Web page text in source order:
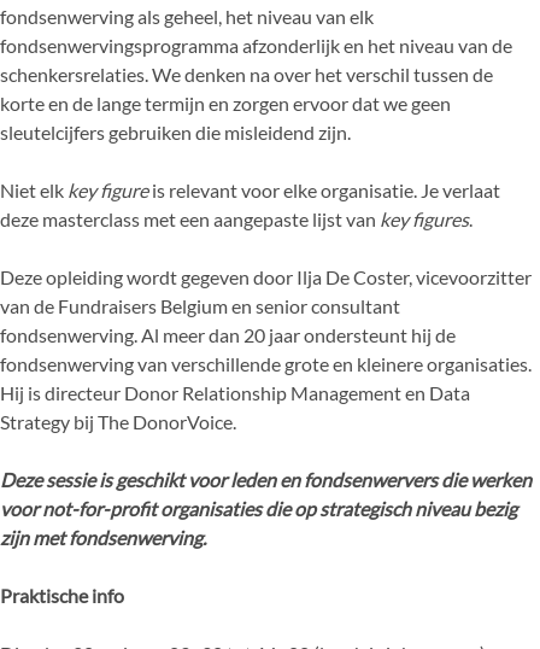
fondsenwerving als geheel, het niveau van elk
fondsenwervingsprogramma afzonderlijk en het niveau van de
schenkersrelaties. We denken na over het verschil tussen de
korte en de lange termijn en zorgen ervoor dat we geen
sleutelcijfers gebruiken die misleidend zijn.
Niet elk key figureis relevant voor elke organisatie. Je verlaat
deze masterclass met een aangepaste lijst van key figures.
Deze opleiding wordt gegeven door Ilja De Coster, vicevoorzitter
van de Fundraisers Belgium en senior consultant
fondsenwerving. Al meer dan 20 jaar ondersteunt hij de
fondsenwerving van verschillende grote en kleinere organisaties.
Hij is directeur Donor Relationship Management en Data
Strategy bij The DonorVoice.
Deze sessie is geschikt voor leden en fondsenwervers die werken
voor not-for-profit organisaties die op strategisch niveau bezig
zijn met fondsenwerving.
Praktische info